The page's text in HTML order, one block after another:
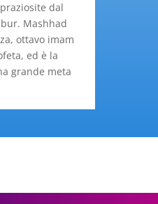
dal
Mashhad
ottavo imam
ed è la
grande meta